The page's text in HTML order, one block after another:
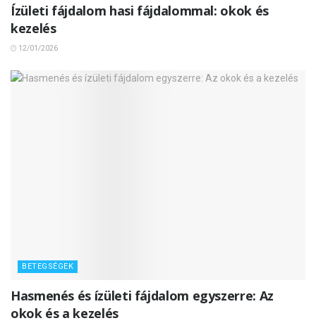
Ízületi fájdalom hasi fájdalommal: okok és
kezelés
12/01/2026
BETEGSÉGEK
Hasmenés és ízületi fájdalom egyszerre: Az
okok és a kezelés